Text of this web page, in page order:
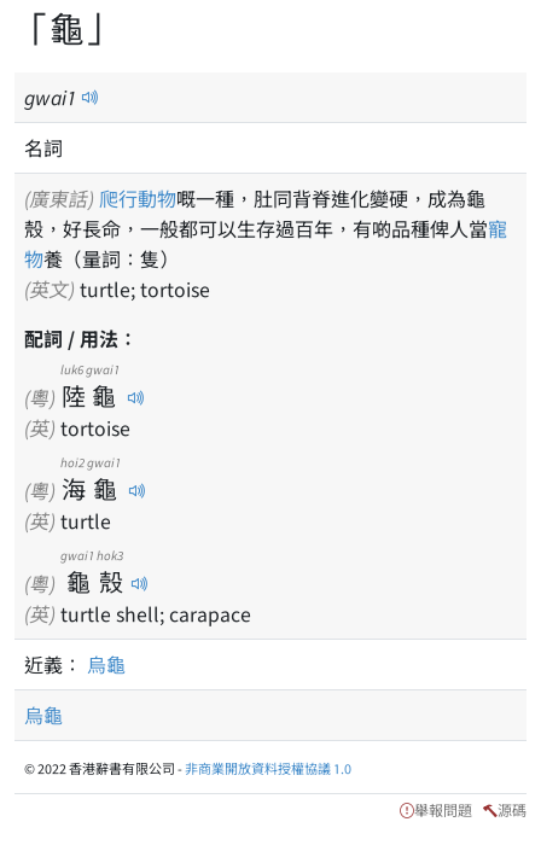
「龜」
gwai1
名詞
(廣東話) 爬行動物嘅一種，肚同背脊進化變硬，成為龜
殼，好長命，一般都可以生存過百年，有啲品種俾人當寵
物養（量詞：隻）
(英文) turtle; tortoise
配詞 / 用法：
(粵) 陸
luk6
龜
gwai1
(英) tortoise
(粵) 海
hoi2
龜
gwai1
(英) turtle
(粵) 龜
gwai1
殼
hok3
(英) turtle shell; carapace
近義： 烏龜
烏龜
© 2022 香港辭書有限公司 -非商業開放資料授權協議 1.0
舉報問題 源碼